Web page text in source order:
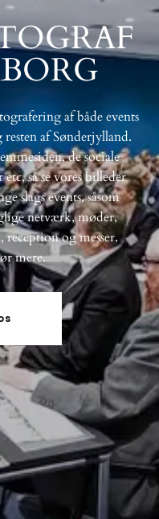
af både events
af Sønderjylland.
de sociale
så se vores billeder
slags events, såsom
netværk, møder,
reception og messer.
mere.